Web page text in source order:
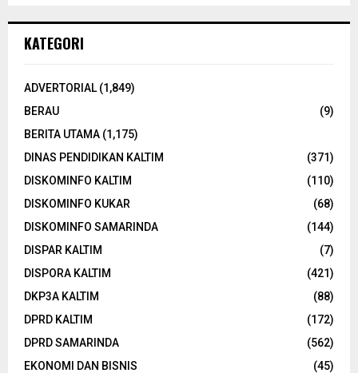
KATEGORI
ADVERTORIAL (1,849)
BERAU
(9)
BERITA UTAMA (1,175)
DINAS PENDIDIKAN KALTIM
(371)
DISKOMINFO KALTIM
(110)
DISKOMINFO KUKAR
(68)
DISKOMINFO SAMARINDA
(144)
DISPAR KALTIM
(7)
DISPORA KALTIM
(421)
DKP3A KALTIM
(88)
DPRD KALTIM
(172)
DPRD SAMARINDA
(562)
EKONOMI DAN BISNIS
(45)